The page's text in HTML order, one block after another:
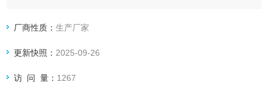
厂商性质：生产厂家
更新快照： 2025-09-26
访 问 量： 1267